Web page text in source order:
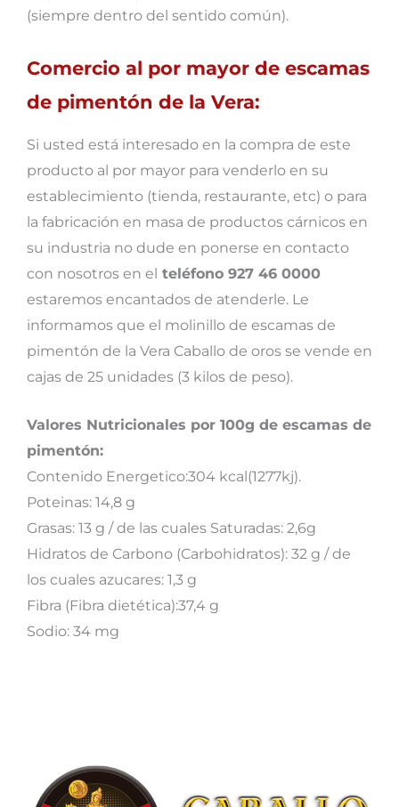
(siempre dentro del sentido común).
Comercio al por mayor de escamas
de pimentón de la Vera:
Si usted está interesado en la compra de este
producto al por mayor para venderlo en su
establecimiento (tienda, restaurante, etc) o para
la fabricación en masa de productos cárnicos en
su industria no dude en ponerse en contacto
con nosotros en el teléfono 927 46 0000
estaremos encantados de atenderle. Le
informamos que el molinillo de escamas de
pimentón de la Vera Caballo de oros se vende en
cajas de 25 unidades (3 kilos de peso).
Valores Nutricionales por 100g de escamas de
pimentón:
Contenido Energetico:304 kcal(1277kj).
Poteinas: 14,8 g
Grasas: 13 g / de las cuales Saturadas: 2,6g
Hidratos de Carbono (Carbohidratos): 32 g / de
los cuales azucares: 1,3 g
Fibra (Fibra dietética):37,4 g
Sodio: 34 mg